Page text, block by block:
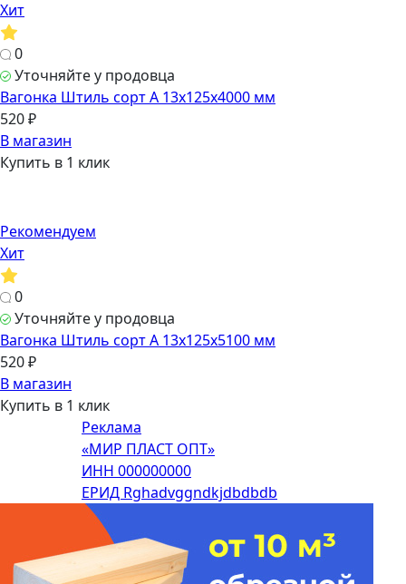
Хит
0
Уточняйте у продовца
Вагонка Штиль сорт А 13х125х4000 мм
520 ₽
В магазин
Купить в 1 клик
Рекомендуем
Хит
0
Уточняйте у продовца
Вагонка Штиль сорт А 13х125х5100 мм
520 ₽
В магазин
Купить в 1 клик
«МИР ПЛАСТ ОПТ»
ИНН 000000000
ЕРИД Rghadvggndkjdbdbdb